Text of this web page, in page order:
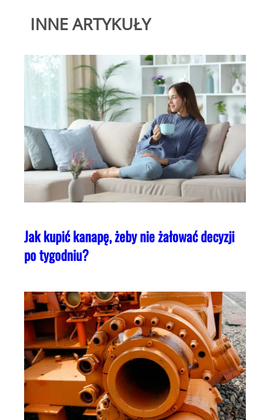
INNE ARTYKUŁY
Jak kupić kanapę, żeby nie żałować decyzji
po tygodniu?